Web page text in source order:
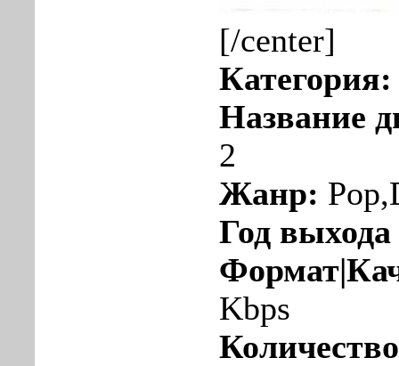
[/center]
Категория:
Название
2
Жанр:
Год
Kbps